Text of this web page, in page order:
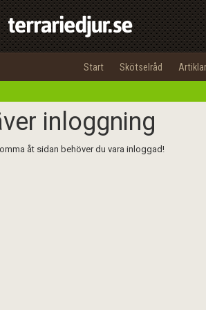
Start Skötselråd Artiklar
inloggning
åt sidan behöver du vara inloggad!